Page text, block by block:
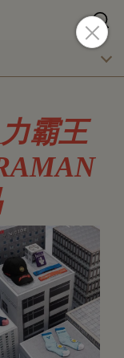
霸王